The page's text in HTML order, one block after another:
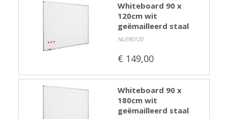
Whiteboard 90 x
120cm wit
geëmailleerd staal
NLE90120
€ 149,00
Whiteboard 90 x
180cm wit
geëmailleerd staal